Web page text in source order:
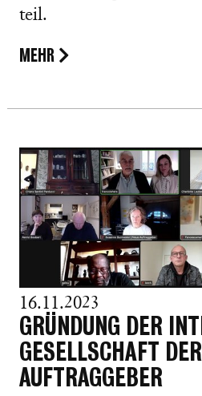
teil.
MEHR
16.11.2023
GRÜNDUNG DER
GESELLSCHAFT
AUFTRAGGEBER